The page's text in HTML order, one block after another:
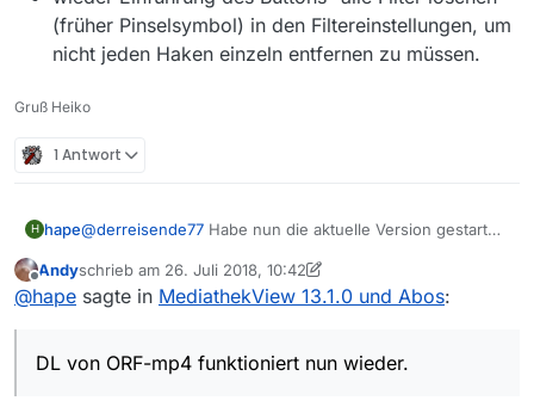
Es ist auch wie immer eine Gewöhnungssache und die
Hauptfeatures sind ja da, sowie z.B. das Filtern an sich.
Manchmal muss man auchseinVerhalten an neue
(früher Pinselsymbol) in den Filtereinstellungen, um
nicht jeden Haken einzeln entfernen zu müssen.
Gruß Heiko
1 Antwort
H hape@derreisende77 Habe nun die aktuelle Version gestartet
wurde vom settings.xml meine Änderung übernommen.
DL von ORF-mp4 funktioniert nun wieder. Danke :-)
Offline
Andyschrieb am 26. Juli 2018, 10:42
zuletzt editiert von Andy
@hape sagte in MediathekView 13.1.0 und Abos:
DL von ORF-mp4 funktioniert nun wieder.